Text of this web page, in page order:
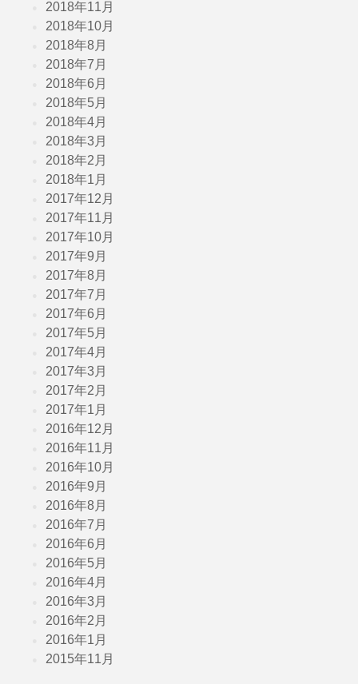
2018年11月
2018年10月
2018年8月
2018年7月
2018年6月
2018年5月
2018年4月
2018年3月
2018年2月
2018年1月
2017年12月
2017年11月
2017年10月
2017年9月
2017年8月
2017年7月
2017年6月
2017年5月
2017年4月
2017年3月
2017年2月
2017年1月
2016年12月
2016年11月
2016年10月
2016年9月
2016年8月
2016年7月
2016年6月
2016年5月
2016年4月
2016年3月
2016年2月
2016年1月
2015年11月